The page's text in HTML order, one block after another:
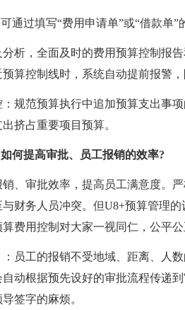
过填写“费用申请单”或“借款单”
，全面及时的费用预算控制报告
算控制线时，系统自动提前报警，
范预算执行中追加预算支出事项
挤占重要项目预算。
提高审批、员工报销的效率?
审批效率，提高员工满意度。严
财务人员冲突。但U8+预算管理
费用控制对大家一视同仁，公平公
工的报销不受地域、距离、人数
自动根据预先设好的审批流程传递
签字的麻烦。